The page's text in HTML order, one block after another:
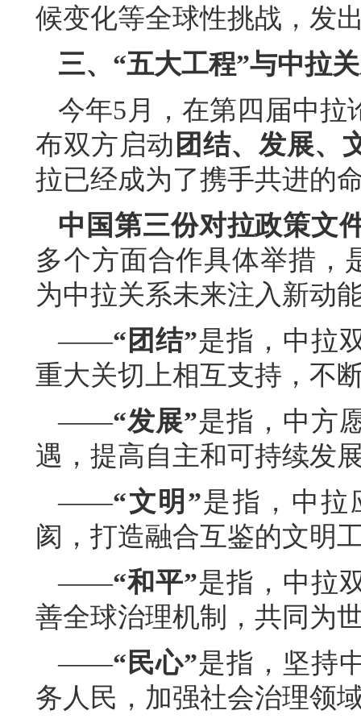
候变化等全球性挑战，发
三、“五大工程”与中拉
今年5月，在第四届中
布双方启动 团结、发展、
拉已经成为了携手共进的
中国第三份对拉政策文
多个方面合作具体举措，
为中拉关系未来注入新动
——“团结”是指，中拉
重大关切上相互支持，不
——“发展”是指，中方
遇，提高自主和可持续发
——“文明”是指，中拉
阂，打造融合互鉴的文明
——“和平”是指，中拉
善全球治理机制，共同为
——“民心”是指，坚持
务人民，加强社会治理领